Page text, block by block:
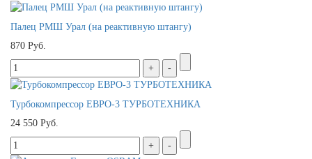
Палец РМШ Урал (на реактивную штангу)
870 Руб.
Турбокомпрессор ЕВРО-3 ТУРБОТЕХНИКА
24 550 Руб.